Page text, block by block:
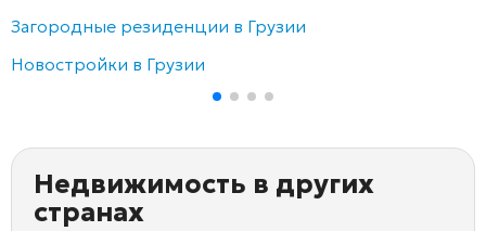
Загородные резиденции в Грузии
Новостройки в Грузии
Недвижимость в других
странах